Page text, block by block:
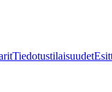
Tiedotustilaisuudet